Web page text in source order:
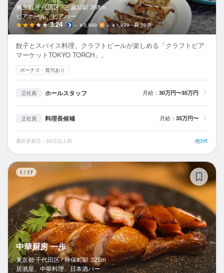
東京都 千代田区 / 三越前駅 368m
ビアホール、ビアバー
3.24 ～￥3,999 ～￥1,999 70席
餃子とスパイス料理、クラフトビールが楽しめる「クラフトビア
マーケットTOKYO TORCH」。
ボーナス・賞与あり
正社員 ホールスタッフ 月給： 30万円〜35万円
正社員 料理長候補 月給： 35万円〜
最終更新日：30日以上前 他3件
1 / 17
中華厨房 一歩
東京都 千代田区 / 神保町駅 325m
居酒屋、中華料理、日本酒バー